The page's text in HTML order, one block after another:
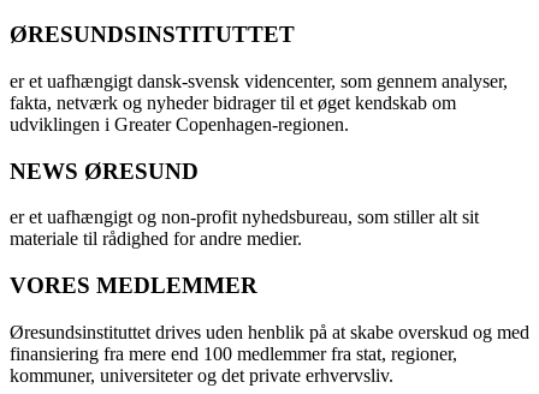
ØRESUNDSINSTITUTTET
er et uafhængigt dansk-svensk videncenter, som gennem analyser,
fakta, netværk og nyheder bidrager til et øget kendskab om
udviklingen i Greater Copenhagen-regionen.
NEWS ØRESUND
er et uafhængigt og non-profit nyhedsbureau, som stiller alt sit
materiale til rådighed for andre medier.
VORES MEDLEMMER
Øresundsinstituttet drives uden henblik på at skabe overskud og med
finansiering fra mere end 100 medlemmer fra stat, regioner,
kommuner, universiteter og det private erhvervsliv.